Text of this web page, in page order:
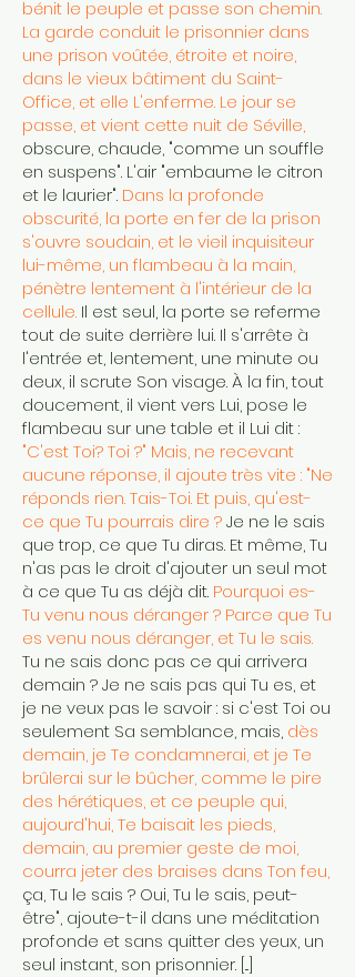
bénit le peuple et passe son chemin.
La garde conduit le prisonnier dans
une prison voûtée, étroite et noire,
dans le vieux bâtiment du Saint-
Office, et elle L'enferme. Le jour se
passe, et vient cette nuit de Séville,
obscure, chaude, "comme un souffle
en suspens". L'air "embaume le citron
et le laurier". Dans la profonde
obscurité, la porte en fer de la prison
s'ouvre soudain, et le vieil inquisiteur
lui-même, un flambeau à la main,
pénètre lentement à l'intérieur de la
cellule. Il est seul, la porte se referme
tout de suite derrière lui. Il s'arrête à
l'entrée et, lentement, une minute ou
deux, il scrute Son visage. À la fin, tout
doucement, il vient vers Lui, pose le
flambeau sur une table et il Lui dit :
"C'est Toi? Toi ?" Mais, ne recevant
aucune réponse, il ajoute très vite : "Ne
réponds rien. Tais-Toi. Et puis, qu'est-
ce que Tu pourrais dire ?Je ne le sais
que trop, ce que Tu diras. Et même, Tu
n'as pas le droit d'ajouter un seul mot
à ce que Tu as déjà dit. Pourquoi es-
Tu venu nous déranger ? Parce que Tu
es venu nous déranger, et Tu le sais.
Tu ne sais donc pas ce qui arrivera
demain ? Je ne sais pas qui Tu es, et
je ne veux pas le savoir : si c'est Toi ou
seulement Sa semblance, mais, dès
demain, je Te condamnerai, et je Te
brûlerai sur le bûcher, comme le pire
des hérétiques, et ce peuple qui,
aujourd'hui, Te baisait les pieds,
demain, au premier geste de moi,
courra jeter des braises dans Ton feu,
ça, Tu le sais ? Oui, Tu le sais, peut-
être", ajoute-t-il dans une méditation
profonde et sans quitter des yeux, un
seul instant, son prisonnier. [...]